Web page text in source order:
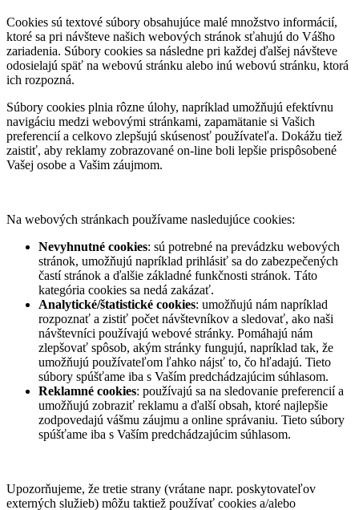
Cookies sú textové súbory obsahujúce malé množstvo informácií,
ktoré sa pri návšteve našich webových stránok sťahujú do Vášho
zariadenia. Súbory cookies sa následne pri každej ďalšej návšteve
odosielajú späť na webovú stránku alebo inú webovú stránku, ktorá
ich rozpozná.
Súbory cookies plnia rôzne úlohy, napríklad umožňujú efektívnu
navigáciu medzi webovými stránkami, zapamätanie si Vašich
preferencií a celkovo zlepšujú skúsenosť používateľa. Dokážu tiež
zaistiť, aby reklamy zobrazované on-line boli lepšie prispôsobené
Vašej osobe a Vašim záujmom.
Na webových stránkach používame nasledujúce cookies:
Nevyhnutné cookies: sú potrebné na prevádzku webových
stránok, umožňujú napríklad prihlásiť sa do zabezpečených
častí stránok a ďalšie základné funkčnosti stránok. Táto
kategória cookies sa nedá zakázať.
Analytické/štatistické cookies: umožňujú nám napríklad
rozpoznať a zistiť počet návštevníkov a sledovať, ako naši
návštevníci používajú webové stránky. Pomáhajú nám
zlepšovať spôsob, akým stránky fungujú, napríklad tak, že
umožňujú používateľom ľahko nájsť to, čo hľadajú. Tieto
súbory spúšťame iba s Vaším predchádzajúcim súhlasom.
Reklamné cookies: používajú sa na sledovanie preferencií a
umožňujú zobraziť reklamu a ďalší obsah, ktoré najlepšie
zodpovedajú vášmu záujmu a online správaniu. Tieto súbory
spúšťame iba s Vaším predchádzajúcim súhlasom.
Upozorňujeme, že tretie strany (vrátane napr. poskytovateľov
externých služieb) môžu taktiež používať cookies a/alebo